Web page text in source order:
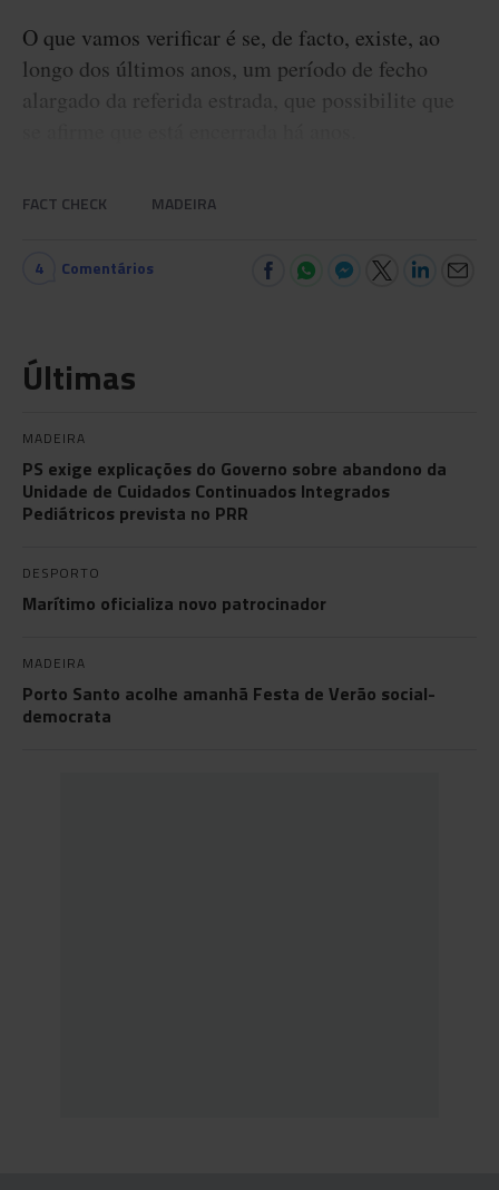
O que vamos verificar é se, de facto, existe, ao
longo dos últimos anos, um período de fecho
alargado da referida estrada, que possibilite que
FACT CHECK MADEIRA
4 Comentários
Últimas
MADEIRA
PS exige explicações do Governo sobre abandono da
Unidade de Cuidados Continuados Integrados
Pediátricos prevista no PRR
DESPORTO
Marítimo oficializa novo patrocinador
MADEIRA
Porto Santo acolhe amanhã Festa de Verão social-
democrata